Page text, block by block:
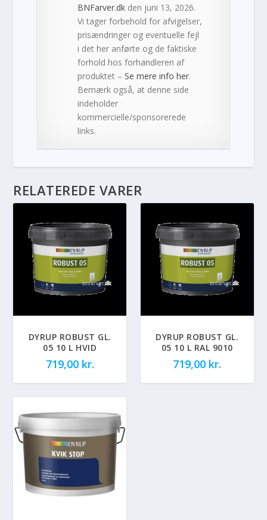
BNFarver.dk den juni 13, 2026.
Vi tager forbehold for afvigelser,
prisændringer og eventuelle fejl
i det her anførte og de faktiske
forhold hos forhandleren af
produktet –Se mere info her.
Bemærk også, at denne side
indeholder
kommercielle/sponsorerede
links.
RELATEREDE VARER
DYRUP ROBUST GL.
05 10 L HVID
719,00 kr.
DYRUP ROBUST GL.
05 10 L RAL 9010
719,00 kr.